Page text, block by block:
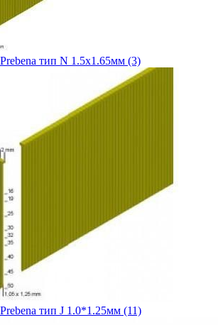
тип N 1.5х1.65мм (3)
тип J 1.0*1.25мм (11)